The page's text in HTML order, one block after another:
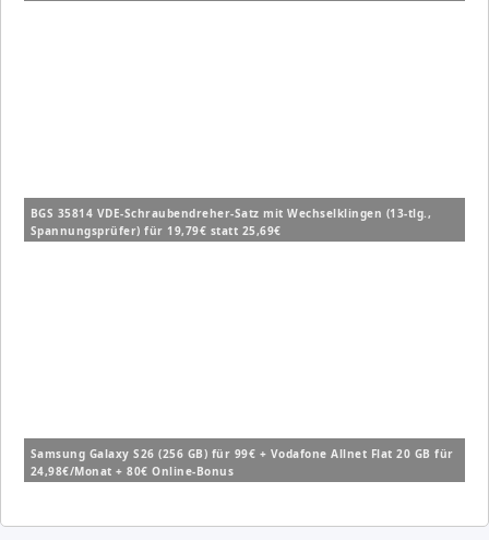
BGS 35814 VDE-Schraubendreher-Satz mit Wechselklingen (13-tlg.,
Spannungsprüfer) für 19,79€ statt 25,69€
Samsung Galaxy S26 (256 GB) für 99€ + Vodafone Allnet Flat 20 GB für
24,98€/Monat + 80€ Online-Bonus